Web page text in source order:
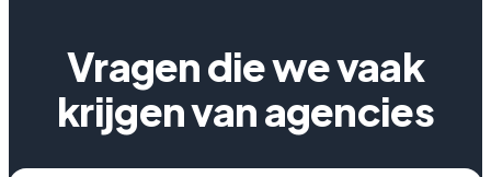
Vragen die we vaak
krijgen van agencies